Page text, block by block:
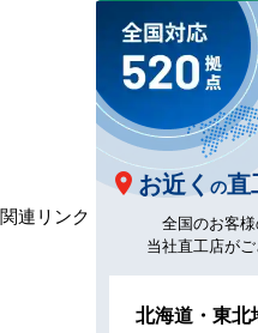
関連リンク： TOPページヘ
岡山県直工店
お近く の直
全国のお客
当社直工店がご
北海道・東北